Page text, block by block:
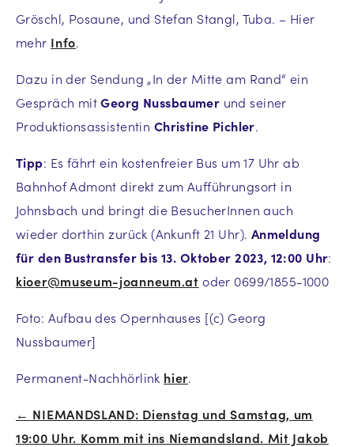
Gröschl, Posaune, und Stefan Stangl, Tuba. – Hier
mehr Info.
Dazu in der Sendung „In der Mitte am Rand“ ein
Gespräch mitGeorg Nussbaumer und seiner
Produktionsassistentin Christine Pichler.
Tipp: Es fährt ein kostenfreier Bus um 17 Uhr ab
Bahnhof Admont direkt zum Aufführungsort in
Johnsbach und bringt die BesucherInnen auch
wieder dorthin zurück (Ankunft 21 Uhr). Anmeldung
für den Bustransfer bis 13. Oktober 2023, 12:00 Uhr:
kioer@museum-joanneum.at oder 0699/1855-1000
Foto: Aufbau des Opernhauses [(c) Georg
Nussbaumer]
Permanent-Nachhörlink hier.
Beitrags-
← NIEMANDSLAND: Dienstag und Samstag, um
19:00 Uhr. Komm mit ins Niemandsland. Mit Jakob